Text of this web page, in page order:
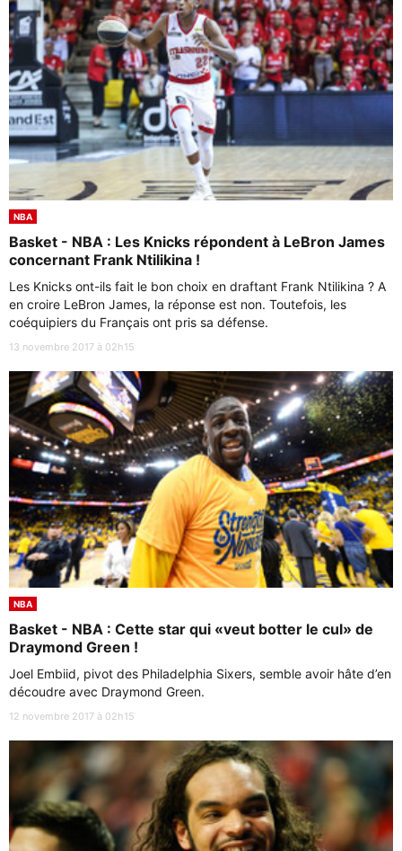
NBA
Basket - NBA : Les Knicks répondent à LeBron James
concernant Frank Ntilikina !
Les Knicks ont-ils fait le bon choix en draftant Frank Ntilikina ? A
en croire LeBron James, la réponse est non. Toutefois, les
coéquipiers du Français ont pris sa défense.
13 novembre 2017 à 02h15
NBA
Basket - NBA : Cette star qui «veut botter le cul» de
Draymond Green !
Joel Embiid, pivot des Philadelphia Sixers, semble avoir hâte d’en
découdre avec Draymond Green.
12 novembre 2017 à 02h15